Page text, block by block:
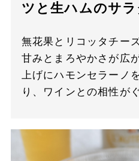
ツと生ハムのサ
無花果とリコッタチー
甘みとまろやかさが広
上げにハモンセラーノ
り、ワインとの相性が